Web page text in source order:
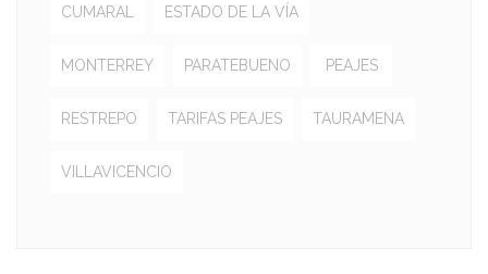
CUMARAL ESTADO DE LA VÍA
MONTERREY PARATEBUENO PEAJES
RESTREPO TARIFAS PEAJES TAURAMENA
VILLAVICENCIO